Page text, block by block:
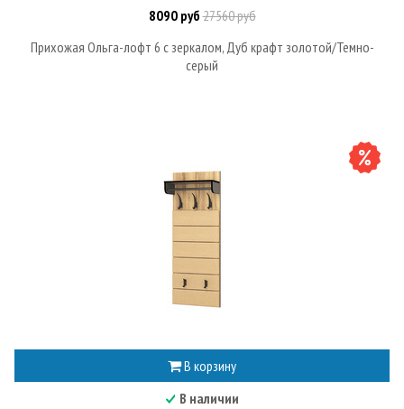
8090 руб27560 руб
Прихожая Ольга-лофт 6 с зеркалом, Дуб крафт золотой/Темно-
серый
В корзину
В наличии